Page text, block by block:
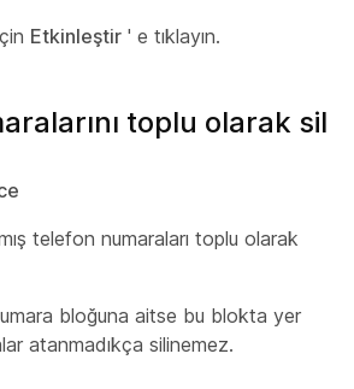
Etkinleştir ' e tıklayın.
toplu olarak sil
telefon numaraları toplu olarak
bloğuna aitse bu blokta yer
atanmadıkça silinemez.